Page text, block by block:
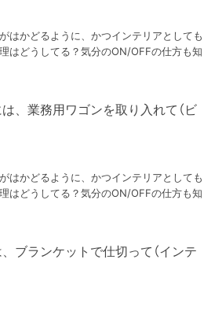
はかどるように、かつインテリアとしても
はどうしてる？気分のON/OFFの仕方も知
、業務用ワゴンを取り入れて（ビ
はかどるように、かつインテリアとしても
はどうしてる？気分のON/OFFの仕方も知
ブランケットで仕切って（インテ